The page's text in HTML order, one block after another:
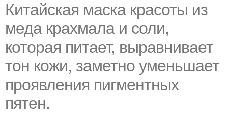
Китайская маска красоты из
меда крахмала и соли,
которая питает, выравнивает
тон кожи, заметно уменьшает
проявления пигментных
пятен.